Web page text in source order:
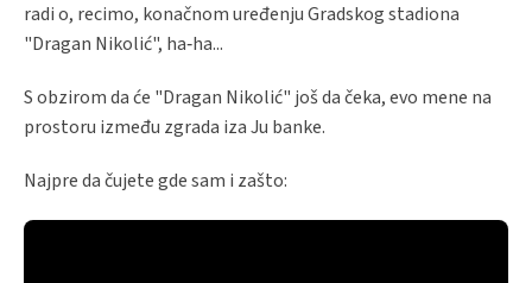
radi o, recimo, konačnom uređenju Gradskog stadiona
"Dragan Nikolić", ha‐ha...
S obzirom da će "Dragan Nikolić" još da čeka, evo mene na
prostoru između zgrada iza Ju banke.
Najpre da čujete gde sam i zašto: